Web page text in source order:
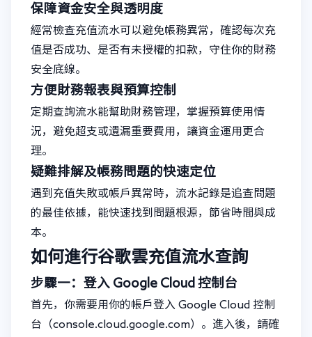
保障資金安全與透明度
經常檢查充值流水可以避免帳務異常，確認每次充
值是否成功、是否有未授權的扣款，守住你的財務
安全底線。
方便財務報表與預算控制
定期查詢流水能幫助財務管理，掌握預算使用情
況，避免超支或遺漏重要費用，讓資金運用更合
理。
疑難排解及帳務問題的快速定位
遇到充值失敗或帳戶異常時，流水記錄是追查問題
的最佳依據，能快速找到問題根源，節省時間與成
本。
如何進行谷歌雲充值流水查詢
步驟一：登入 Google Cloud 控制台
首先，你需要用你的帳戶登入 Google Cloud 控制
台（console.cloud.google.com）。進入後，請確